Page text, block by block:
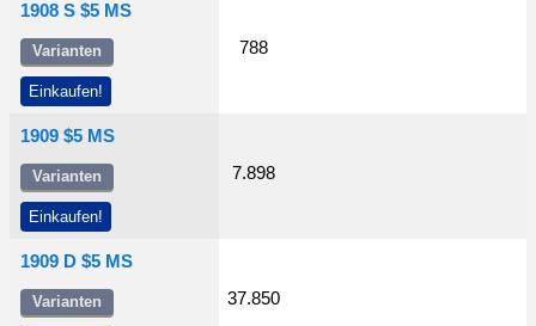
1908 S $5 MS
Varianten
Einkaufen!
1909 $5 MS
Varianten
Einkaufen!
1909 D $5 MS
Varianten
788
7.898
37.850